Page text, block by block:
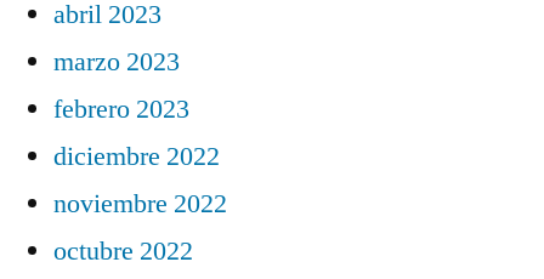
abril 2023
marzo 2023
febrero 2023
diciembre 2022
noviembre 2022
octubre 2022